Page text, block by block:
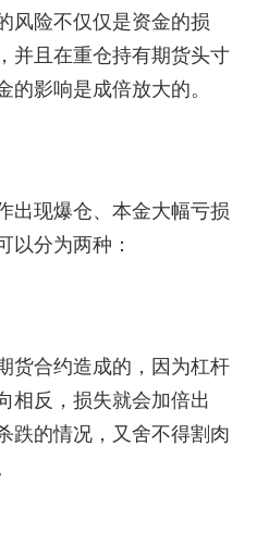
风险不仅仅是资金的损
并且在重仓持有期货头寸
的影响是成倍放大的。
现爆仓、本金大幅亏损
以分为两种：
合约造成的，因为杠杆
相反，损失就会加倍出
跌的情况，又舍不得割肉